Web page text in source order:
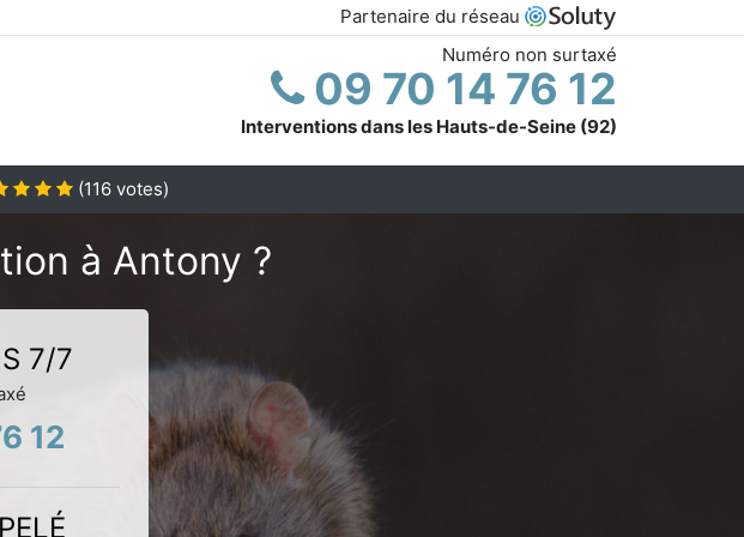
Partenaire du réseau
Numéro non surtaxé
09 70 14 76 12
Interventions dans les Hauts-de-Seine (92)
(116 votes)
à Antony ?
7/7
12